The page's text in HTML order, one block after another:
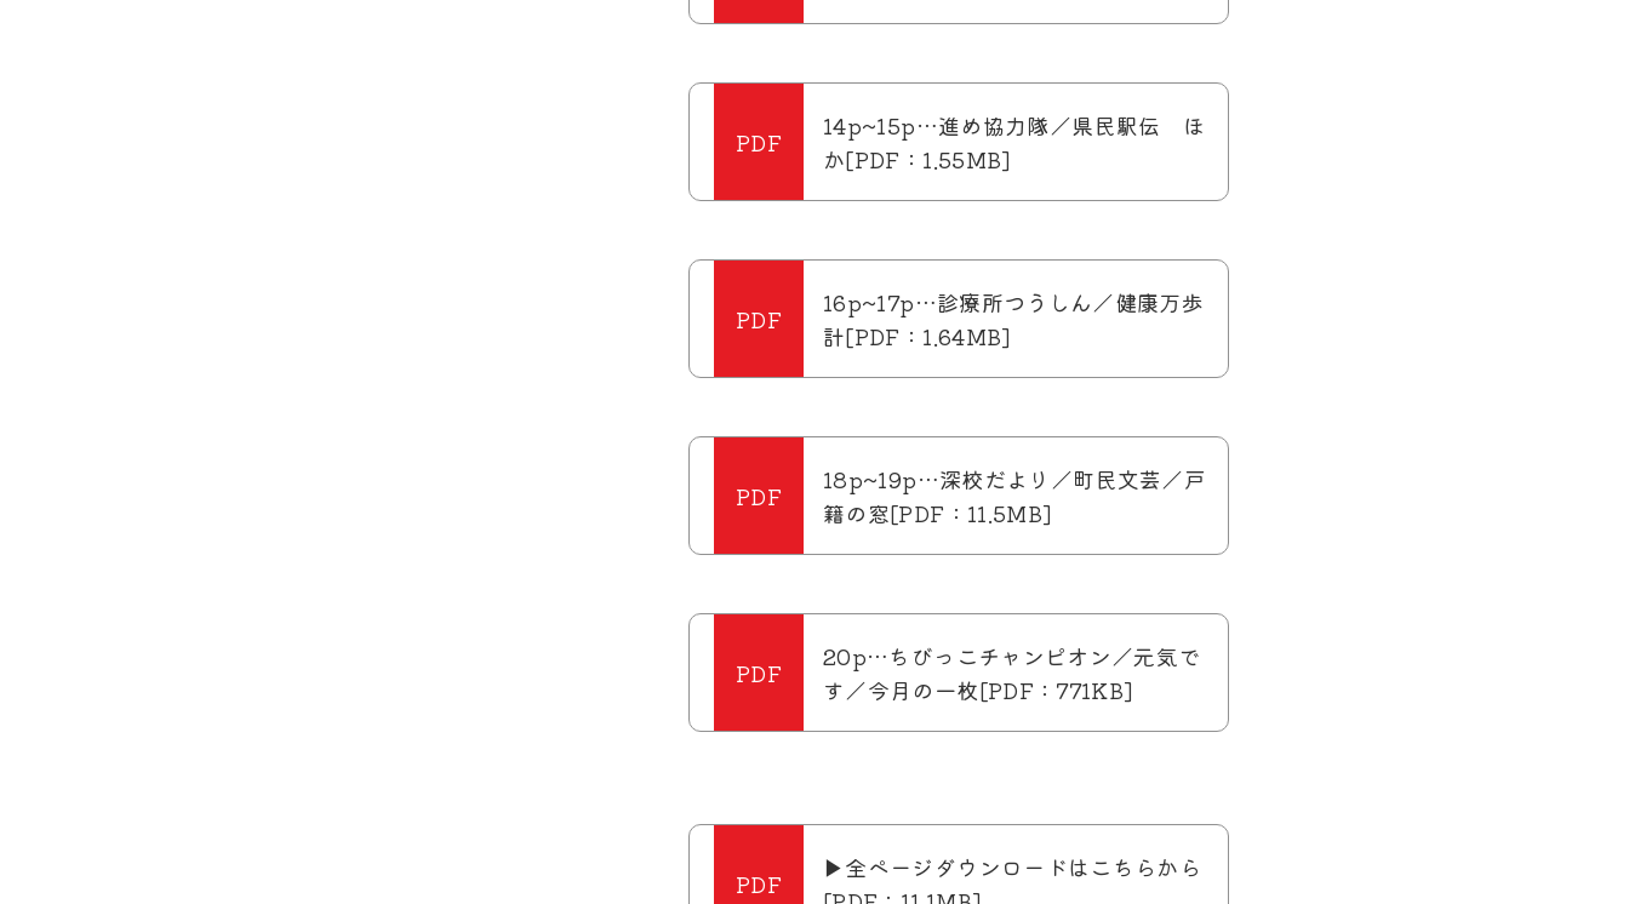
14p~15p…進め協力隊／県民駅伝 ほ
か[PDF：1.55MB]
16p~17p…診療所つうしん／健康万歩
計[PDF：1.64MB]
18p~19p…深校だより／町民文芸／戸
籍の窓[PDF：11.5MB]
20p…ちびっこチャンピオン／元気で
す／今月の一枚[PDF：771KB]
▶全ページダウンロードはこちらから